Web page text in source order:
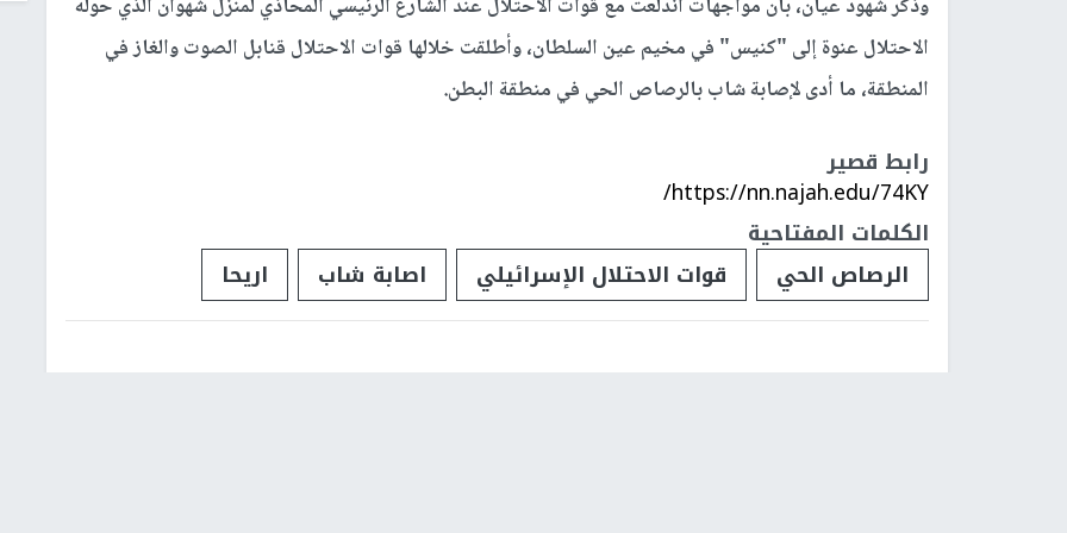
الاحتلال عنوة إلى "كنيس" في مخيم عين السلطان، وأطلقت خلالها قوات الاحتلال قنابل الصوت والغاز في
المنطقة، ما أدى لإصابة شاب بالرصاص الحي في منطقة البطن.
رابط قصير
https://nn.najah.edu/74KY/
الكلمات المفتاحية
الرصاص الحي
قوات الاحتلال الإسرائيلي اصابة شاب اريحا